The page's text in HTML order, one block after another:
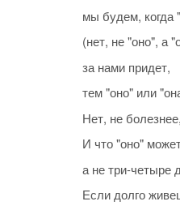
мы будем, когда
(нет, не "оно", а
за нами придет,
тем "оно" или
Нет, не
И что "оно"
а не три-четыре
Если долго